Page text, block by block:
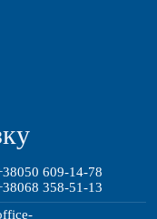
609-14-78
358-51-13